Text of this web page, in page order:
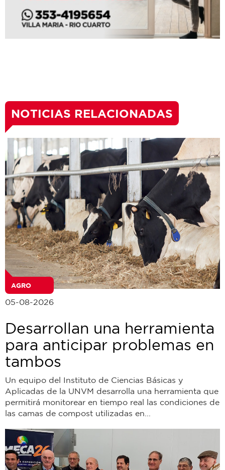
NOTICIAS RELACIONADAS
AGRO
05-08-2026
Desarrollan una herramienta
para anticipar problemas en
tambos
Un equipo del Instituto de Ciencias Básicas y
Aplicadas de la UNVM desarrolla una herramienta que
permitirá monitorear en tiempo real las condiciones de
las camas de compost utilizadas en...